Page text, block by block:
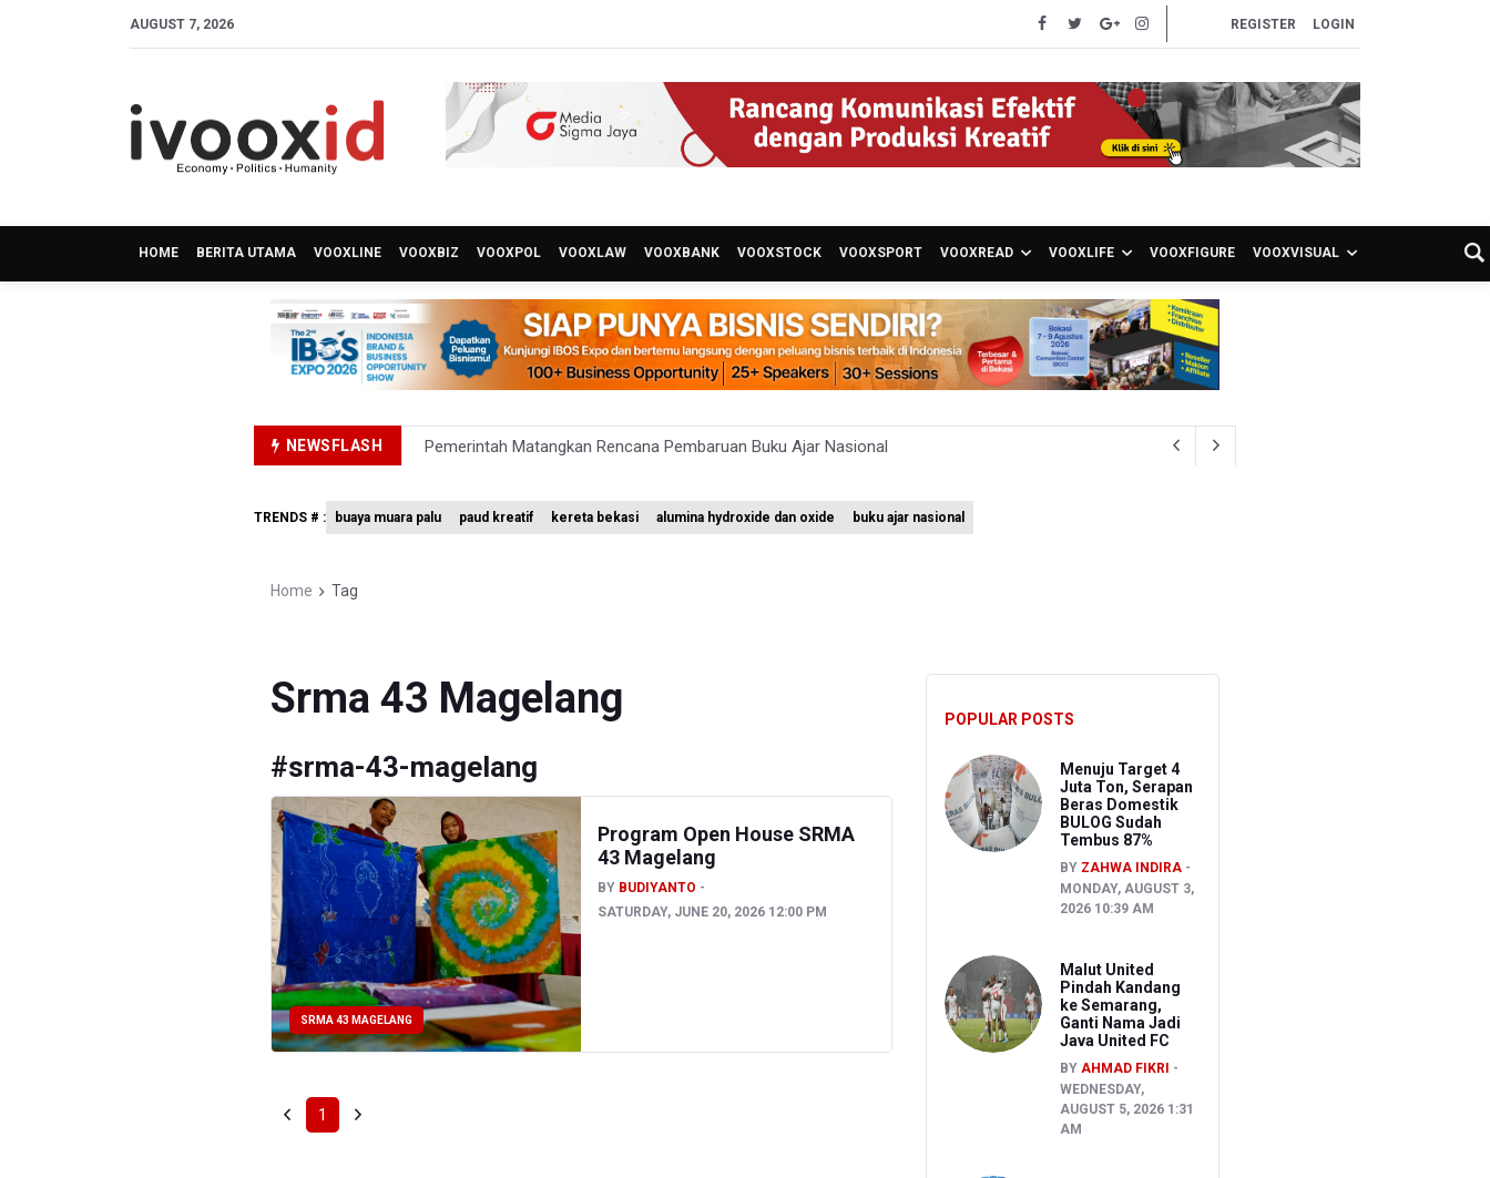
AUGUST 7, 2026 REGISTER LOGIN
HOME BERITA UTAMA VOOXLINE VOOXBIZ VOOXPOL VOOXLAW VOOXBANK VOOXSTOCK VOOXSPORT VOOXREAD VOOXLIFE VOOXFIGURE VOOXVISUAL
NEWSFLASH
Pemerintah Matangkan Rencana Pembaruan Buku Ajar Nasional
Menkomdigi Sebut Kehadiran AI Factory Perkuat Posisi Indonesia
TRENDS # : buaya muara palu paud kreatif kereta bekasi alumina hydroxide dan oxide buku ajar nasional
Home Tag
Srma 43 Magelang
#srma-43-magelang
SRMA 43 MAGELANG
Program Open House SRMA
43 Magelang
BY BUDIYANTO
SATURDAY, JUNE 20, 2026 12:00 PM
1
POPULAR POSTS
Menuju Target 4
Juta Ton, Serapan
Beras Domestik
BULOG Sudah
Tembus 87%
BY ZAHWA INDIRA
MONDAY, AUGUST 3,
2026 10:39 AM
Malut United
Pindah Kandang
ke Semarang,
Ganti Nama Jadi
Java United FC
BY AHMAD FIKRI
WEDNESDAY,
AUGUST 5, 2026 1:31
AM